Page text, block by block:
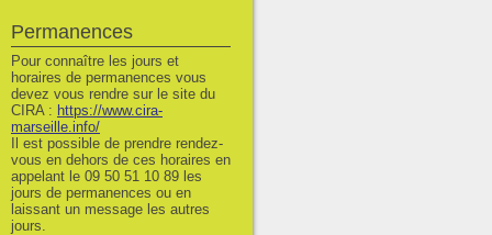
Permanences
Pour connaître les jours et
horaires de permanences vous
devez vous rendre sur le site du
CIRA : https://www.cira-
marseille.info/
Il est possible de prendre rendez-
vous en dehors de ces horaires en
appelant le 09 50 51 10 89 les
jours de permanences ou en
laissant un message les autres
jours.